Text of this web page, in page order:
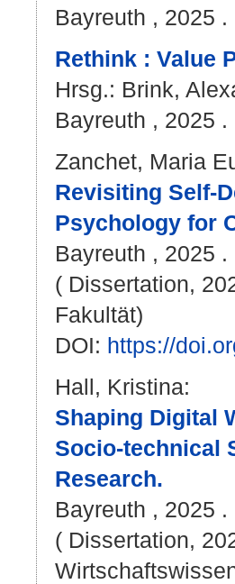
Bayreuth , 2025
Rethink : Value
Hrsg.: Brink,
Bayreuth , 2025
Zanchet, Maria
Revisiting Self-
Psychology for
Bayreuth , 2025 .
( Dissertation,
Fakultät)
DOI: https://
Hall, Kristina:
Shaping Digital
Socio-technical
Research.
Bayreuth , 2025
( Dissertation,